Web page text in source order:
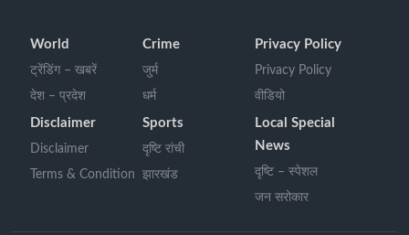
World
ट्रेंडिंग – खबरें
देश – प्रदेश
Crime
जुर्म
धर्म
Privacy Policy
Privacy Policy
वीडियो
Disclaimer
Disclaimer
Terms & Condition
Sports
दृष्टि रांची
झारखंड
Local Special
News
दृष्टि – स्पेशल
जन सरोकार